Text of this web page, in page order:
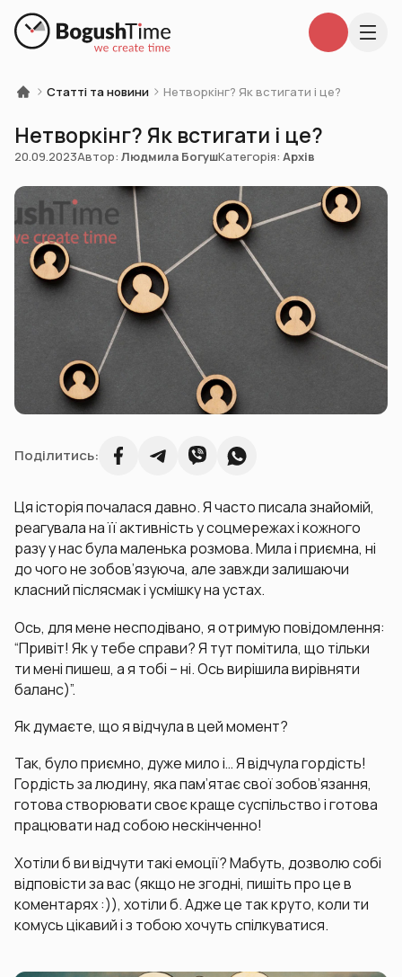
Статті та новини Нетворкінг? Як встигати і це?
Нетворкінг? Як встигати і це?
20.09.2023Автор: Людмила БогушКатегорія: Архів
Поділитись:
Ця історія почалася давно. Я часто писала знайомій,
реагувала на її активність у соцмережах і кожного
разу у нас була маленька розмова. Мила і приємна, ні
до чого не зобов’язуюча, але завжди залишаючи
класний післясмак і усмішку на устах.
Ось, для мене несподівано, я отримую повідомлення:
“Привіт! Як у тебе справи? Я тут помітила, що тільки
ти мені пишеш, а я тобі – ні. Ось вирішила вирівняти
баланс)”.
Як думаєте, що я відчула в цей момент?
Так, було приємно, дуже мило і… Я відчула гордість!
Гордість за людину, яка пам’ятає свої зобов’язання,
готова створювати своє краще суспільство і готова
працювати над собою нескінченно!
Хотіли б ви відчути такі емоції? Мабуть, дозволю собі
відповісти за вас (якщо не згодні, пишіть про це в
коментарях :)), хотіли б. Адже це так круто, коли ти
комусь цікавий і з тобою хочуть спілкуватися.